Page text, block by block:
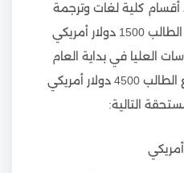
كلية لغات وترجمة
جامعة الأزهر بنات، لذلك يسدد الطالب 1500 دولار أمريكي
العليا في بداية العام
الجامعي الأولي، في حين يدفع الطالب 4500 دولار أمريكي
التالية: